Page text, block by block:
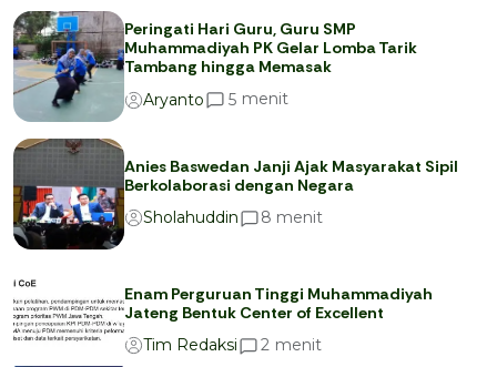
Peringati Hari Guru, Guru SMP
Muhammadiyah PK Gelar Lomba Tarik
Tambang hingga Memasak
Aryanto
5 menit
Anies Baswedan Janji Ajak Masyarakat Sipil
Berkolaborasi dengan Negara
Sholahuddin
8 menit
Enam Perguruan Tinggi Muhammadiyah
Jateng Bentuk Center of Excellent
Tim Redaksi
2 menit